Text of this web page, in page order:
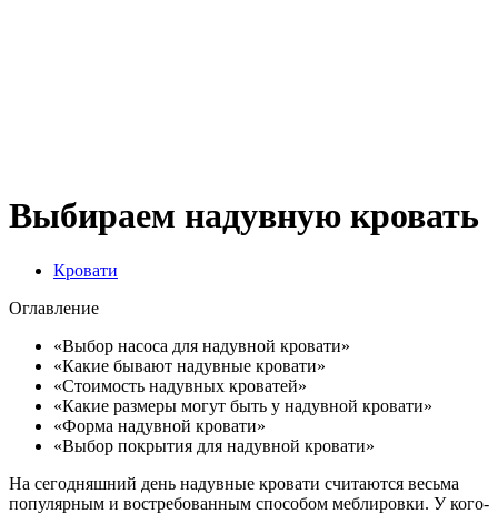
Выбираем надувную кровать
Кровати
Оглавление
«Выбор насоса для надувной кровати»
«Какие бывают надувные кровати»
«Стоимость надувных кроватей»
«Какие размеры могут быть у надувной кровати»
«Форма надувной кровати»
«Выбор покрытия для надувной кровати»
На сегодняшний день надувные кровати считаются весьма
популярным и востребованным способом меблировки. У кого-